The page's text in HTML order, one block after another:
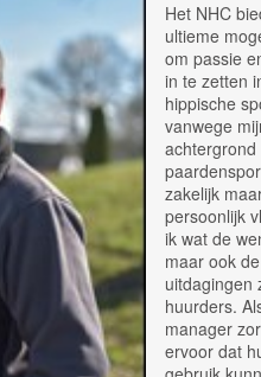
Het NHC
ultieme
om passie
in te zetten
hippische
vanwege
achtergrond
zakelijk
persoonlijk
ik wat de
maar ook de
uitdagingen
huurders.
manager
ervoor dat